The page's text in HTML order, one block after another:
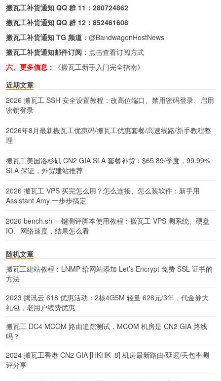
搬瓦工补货通知 QQ 群 11： 280724862
搬瓦工补货通知 QQ 群 12： 852461608
搬瓦工补货通知 TG 频道 ： @BandwagonHostNews
搬瓦工补货通知邮件订阅 ： 点击查看订阅方式
六、更多信息：
《搬瓦工新手入门完全指南》
近期文章
2026 搬瓦工 SSH 安全设置教程：改高位端口、禁用密码登录、启用
密钥登录
2026年8月最新搬瓦工优惠码/搬瓦工优惠套餐/高速线路/新手教程整
理
搬瓦工美国洛杉矶 CN2 GIA SLA 套餐补货：$65.89/季度，99.99%
SLA 保证，外贸建站推荐
2026 搬瓦工 VPS 买完怎么用？怎么连接、怎么装软件：新手用
Assistant Amy 一步步搞定
2026 bench.sh 一键测评脚本使用教程：搬瓦工 VPS 测系统、硬盘
IO、网络速度，结果怎么看
随机文章
搬瓦工建站教程：LNMP 给网站添加 Let’s Encrypt 免费 SSL 证书的
方法
2023 腾讯云 618 优惠活动：2核4G5M 轻量 628元/3年，代金券大
礼包，老用户续费优惠
搬瓦工 DC4 MCOM 路由追踪测试，MCOM 机房是 CN2 GIA 路线
吗？
2024 搬瓦工香港 CN2 GIA [HKHK_8] 机房最新路由/延迟/丢包率测
评分享